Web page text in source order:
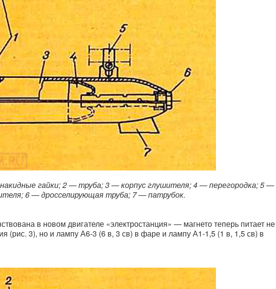
гайки; 2 — труба; 3 — корпус глушителя; 4 — перегородка; 5 —
6 — дросселирующая труба; 7 — патрубок.
в новом двигателе «электростанция» — магнето теперь питает не
(рис. 3), но и лампу А6-3 (6 в, 3 св) в фаре и лампу А1-1,5 (1 в, 1,5 св) в